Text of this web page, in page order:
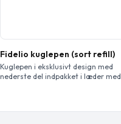
Fidelio kuglepen (sort refill)
Kuglepen i eksklusivt design med
nederste del indpakket i læder med